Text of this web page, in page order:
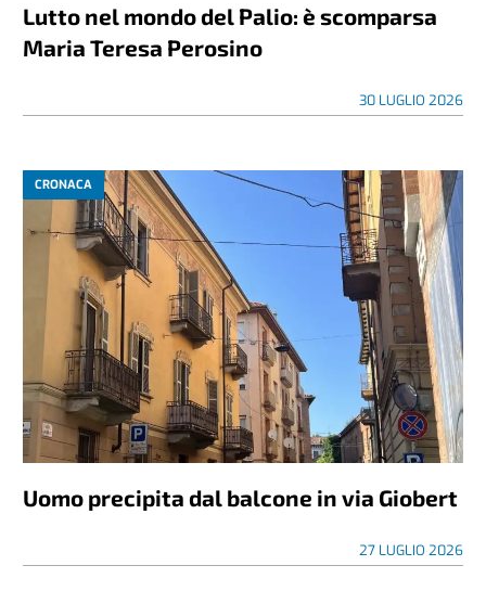
Lutto nel mondo del Palio: è scomparsa
Maria Teresa Perosino
30 LUGLIO 2026
CRONACA
Uomo precipita dal balcone in via Giobert
27 LUGLIO 2026